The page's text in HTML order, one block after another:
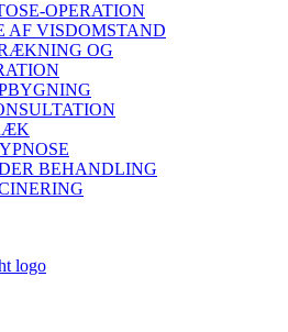
OPERATION
AF VISDOMSTAND
OG
BEHANDLING